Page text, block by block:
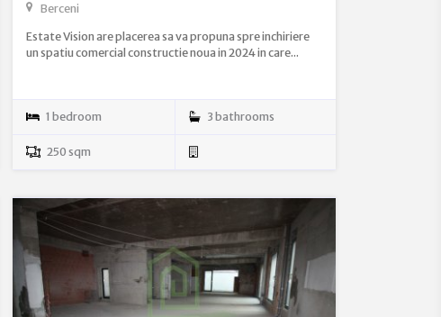
Berceni
Estate Vision are placerea sa va propuna spre inchiriere
un spatiu comercial constructie noua in 2024 in care...
1 bedroom 3 bathrooms
250 sqm